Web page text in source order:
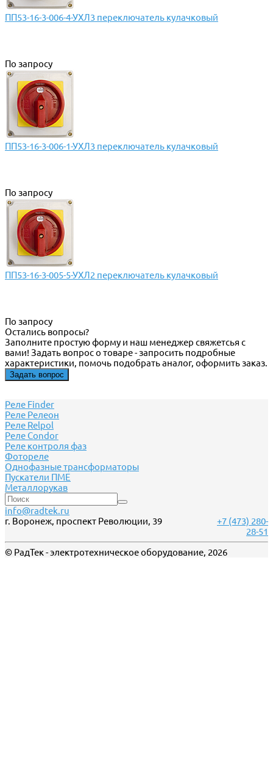
ПП53-16-3-006-4-УХЛ3 переключатель кулачковый
По запросу
ПП53-16-3-006-1-УХЛ3 переключатель кулачковый
По запросу
ПП53-16-3-005-5-УХЛ2 переключатель кулачковый
По запросу
Остались вопросы?
Заполните простую форму и наш менеджер свяжетсья с
вами! Задать вопрос о товаре - запросить подробные
характеристики, помочь подобрать аналог, оформить заказ.
Задать вопрос
Реле Finder
Реле Релеон
Реле Relpol
Реле Сondor
Реле контроля фаз
Фотореле
Однофазные трансформаторы
Пускатели ПМЕ
Металлорукав
info@radtek.ru
г. Воронеж, проспект Революции, 39
+7 (473) 280-
28-51
© РадТек - электротехническое оборудование, 2026